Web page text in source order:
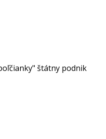
štátny podnik